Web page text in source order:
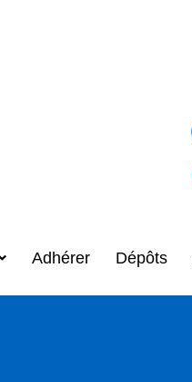
Adhérer Dépôts